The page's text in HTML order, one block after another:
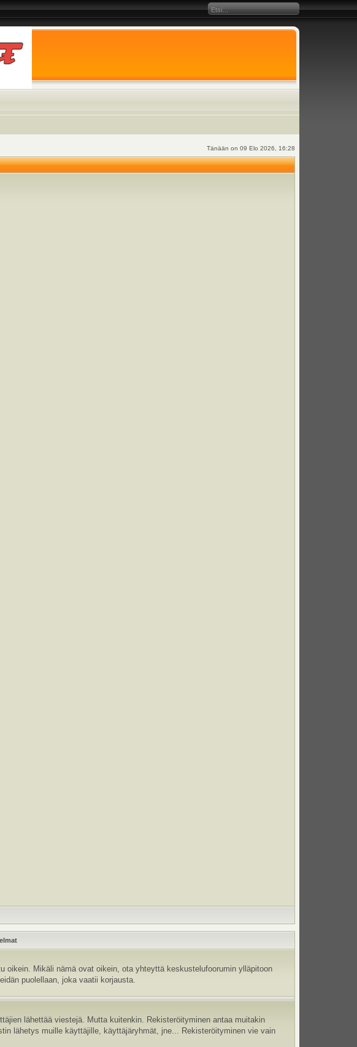
Tänään on 09 Elo 2026, 16:28
Mikäli nämä ovat oikein, ota yhteyttä keskustelufoorumin ylläpitoon
puolellaan, joka vaatii korjausta.
lähettää viestejä. Mutta kuitenkin. Rekisteröityminen antaa muitakin
lähetys muille käyttäjille, käyttäjäryhmät, jne... Rekisteröityminen vie vain